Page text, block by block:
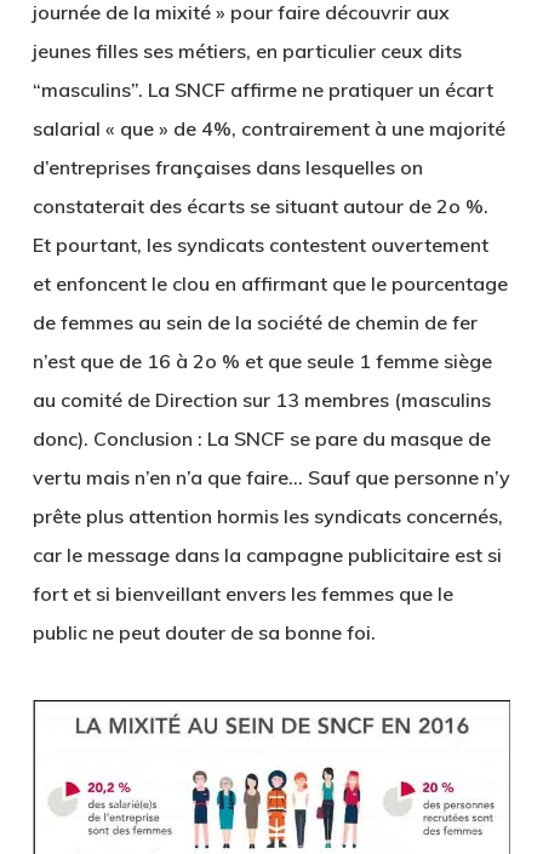
journée de la mixité » pour faire découvrir aux
jeunes filles ses métiers, en particulier ceux dits
“masculins”. La SNCF affirme ne pratiquer un écart
salarial « que » de 4%, contrairement à une majorité
d’entreprises françaises dans lesquelles on
constaterait des écarts se situant autour de 2o %.
Et pourtant, les syndicats contestent ouvertement
et enfoncent le clou en affirmant que le pourcentage
de femmes au sein de la société de chemin de fer
n’est que de 16 à 2o % et que seule 1 femme siège
au comité de Direction sur 13 membres (masculins
donc). Conclusion : La SNCF se pare du masque de
vertu mais n’en n’a que faire… Sauf que personne n’y
prête plus attention hormis les syndicats concernés,
car le message dans la campagne publicitaire est si
fort et si bienveillant envers les femmes que le
public ne peut douter de sa bonne foi.